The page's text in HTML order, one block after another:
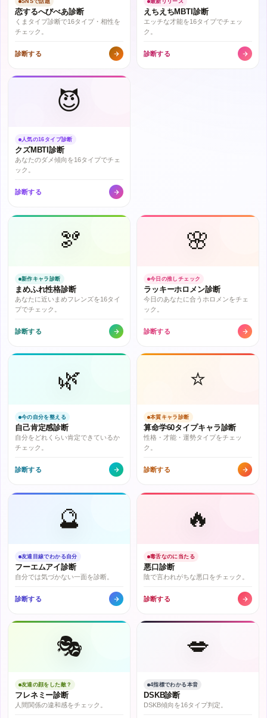
SNSで話題
恋するへびべあ診断
くまタイプ診断で16タイプ・相性を
チェック。
診断する
最新リリース
えちえちMBTI診断
エッチな才能を16タイプでチェッ
ク。
診断する
😈
人気の16タイプ診断
クズMBTI診断
あなたのダメ傾向を16タイプでチェ
ック。
診断する
🫘
新作キャラ診断
まめふれ性格診断
あなたに近いまめフレンズを16タイ
プでチェック。
診断する
🌸
今日の推しチェック
ラッキーホロメン診断
今日のあなたに合うホロメンをチェ
ック。
診断する
🌿
今の自分を整える
自己肯定感診断
自分をどれくらい肯定できているか
チェック。
診断する
⭐
本質キャラ診断
算命学60タイプキャラ診断
性格・才能・運勢タイプをチェッ
ク。
診断する
🔮
友達目線でわかる自分
フーエムアイ診断
自分では気づかない一面を診断。
診断する
🔥
毒舌なのに当たる
悪口診断
陰で言われがちな悪口をチェック。
診断する
🎭
友達の顔をした敵？
フレネミー診断
人間関係の違和感をチェック。
💋
4指標でわかる本音
DSKB診断
DSKB傾向を16タイプ判定。